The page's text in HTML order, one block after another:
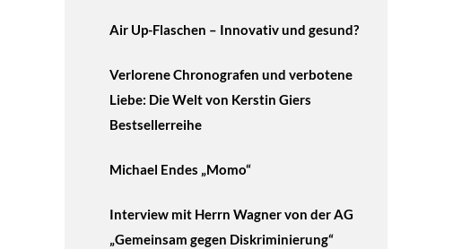
Air Up-Flaschen – Innovativ und gesund?
Verlorene Chronografen und verbotene
Liebe: Die Welt von Kerstin Giers
Bestsellerreihe
Michael Endes „Momo“
Interview mit Herrn Wagner von der AG
„Gemeinsam gegen Diskriminierung“